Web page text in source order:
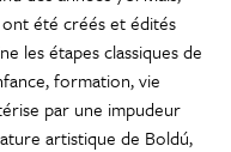
été créés et édités
les étapes classiques de
formation, vie
par une impudeur
artistique de Boldú,